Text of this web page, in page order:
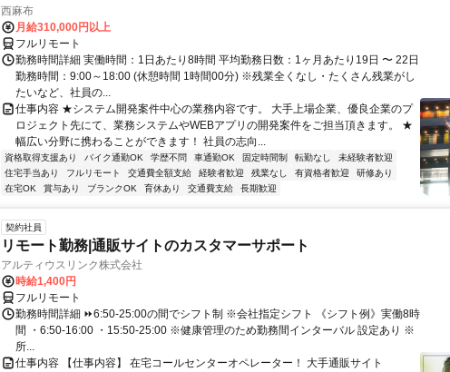
西麻布
月給310,000円以上
フルリモート
勤務時間詳細 実働時間：1日あたり8時間 平均勤務日数：1ヶ月あたり19日 〜 22日
勤務時間：9:00～18:00 (休憩時間 1時間00分) ※残業全くなし・たくさん残業がし
たいなど、社員の...
仕事内容 ★システム開発案件中心の業務内容です。 大手上場企業、優良企業のプ
ロジェクト先にて、業務システムやWEBアプリの開発案件をご担当頂きます。 ★
幅広い分野に携わることができます！ 社員の志向...
資格取得支援あり バイク通勤OK 学歴不問 車通勤OK 固定時間制 転勤なし
未経験者歓迎
住宅手当あり
フルリモート 交通費全額支給 経験者歓迎 残業なし 有資格者歓迎
研修あり
在宅OK
賞与あり ブランクOK 育休あり 交通費支給 長期歓迎
契約社員
リモート勤務|通販サイトのカスタマーサポート
アルティウスリンク株式会社
時給1,400円
フルリモート
勤務時間詳細 ⏩6:50-25:00の間でシフト制 ※会社指定シフト 《シフト例》実働8時
間 ・6:50-16:00 ・15:50-25:00 ※健康管理のため勤務間インターバル 設定あり ※
所...
仕事内容 【仕事内容】 在宅コールセンターオペレーター！ 大手通販サイト